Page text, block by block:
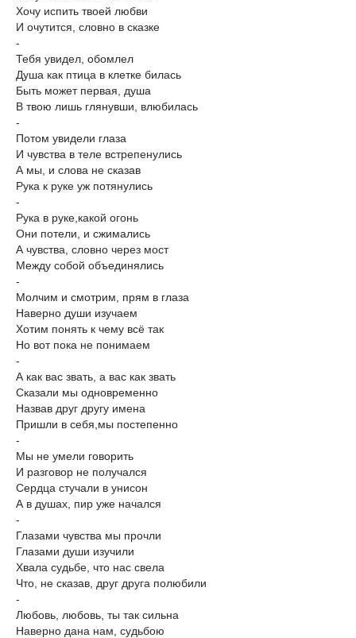
Хочу испить твоей любви
И очутится, словно в сказке
-
Тебя увидел, обомлел
Душа как птица в клетке билась
Быть может первая, душа
В твою лишь глянувши, влюбилась
-
Потом увидели глаза
И чувства в теле встрепенулись
А мы, и слова не сказав
Рука к руке уж потянулись
-
Рука в руке,какой огонь
Они потели, и сжимались
А чувства, словно через мост
Между собой объединялись
-
Молчим и смотрим, прям в глаза
Наверно души изучаем
Хотим понять к чему всё так
Но вот пока не понимаем
-
А как вас звать, а вас как звать
Сказали мы одновременно
Назвав друг другу имена
Пришли в себя,мы постепенно
-
Мы не умели говорить
И разговор не получался
Сердца стучали в унисон
А в душах, пир уже начался
-
Глазами чувства мы прочли
Глазами души изучили
Хвала судьбе, что нас свела
Что, не сказав, друг друга полюбили
-
Любовь, любовь, ты так сильна
Наверно дана нам, судьбою